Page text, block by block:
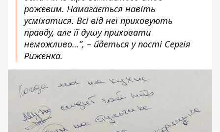
рожевим. Намагається навіть
усміхатися. Всі від неї приховують
правду, але її душу приховати
неможливо…”, – йдеться у пості Сергія
Риженка.